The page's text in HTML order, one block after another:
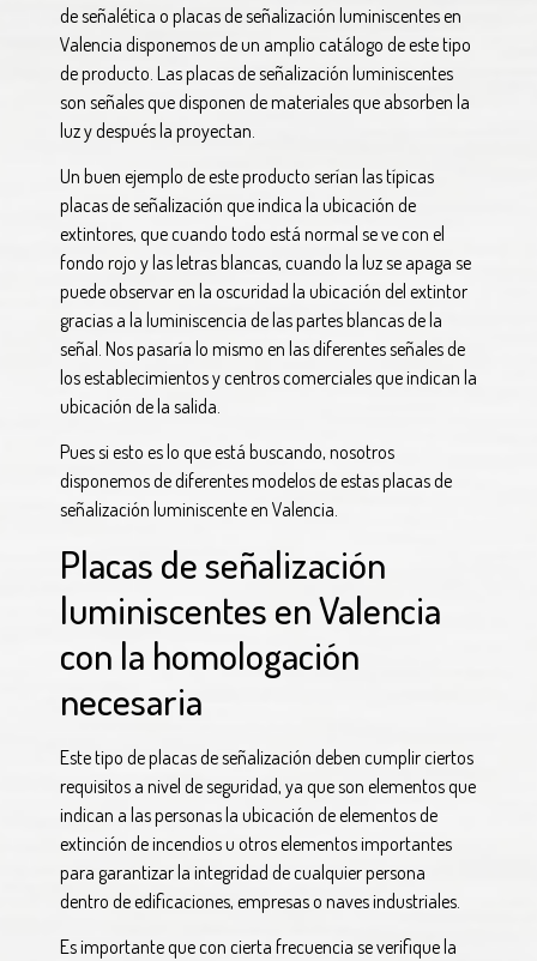
de señalética o placas de señalización luminiscentes en
Valencia disponemos de un amplio catálogo de este tipo
de producto. Las placas de señalización luminiscentes
son señales que disponen de materiales que absorben la
luz y después la proyectan.
Un buen ejemplo de este producto serían las típicas
placas de señalización que indica la ubicación de
extintores, que cuando todo está normal se ve con el
fondo rojo y las letras blancas, cuando la luz se apaga se
puede observar en la oscuridad la ubicación del extintor
gracias a la luminiscencia de las partes blancas de la
señal. Nos pasaría lo mismo en las diferentes señales de
los establecimientos y centros comerciales que indican la
ubicación de la salida.
Pues si esto es lo que está buscando, nosotros
disponemos de diferentes modelos de estas placas de
señalización luminiscente en Valencia.
Placas de señalización
luminiscentes en Valencia
con la homologación
necesaria
Este tipo de placas de señalización deben cumplir ciertos
requisitos a nivel de seguridad, ya que son elementos que
indican a las personas la ubicación de elementos de
extinción de incendios u otros elementos importantes
para garantizar la integridad de cualquier persona
dentro de edificaciones, empresas o naves industriales.
Es importante que con cierta frecuencia se verifique la